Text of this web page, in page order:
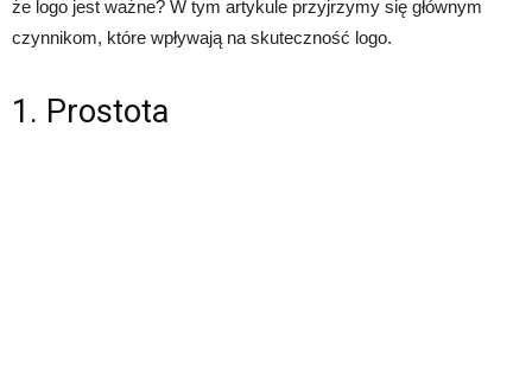
że logo jest ważne? W tym artykule przyjrzymy się głównym
czynnikom, które wpływają na skuteczność logo.
1. Prostota